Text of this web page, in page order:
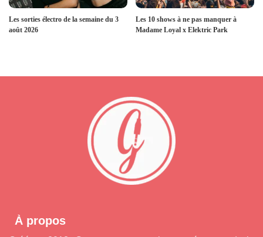
Les sorties électro de la semaine du 3
août 2026
Les 10 shows à ne pas manquer à
Madame Loyal x Elektric Park
À propos